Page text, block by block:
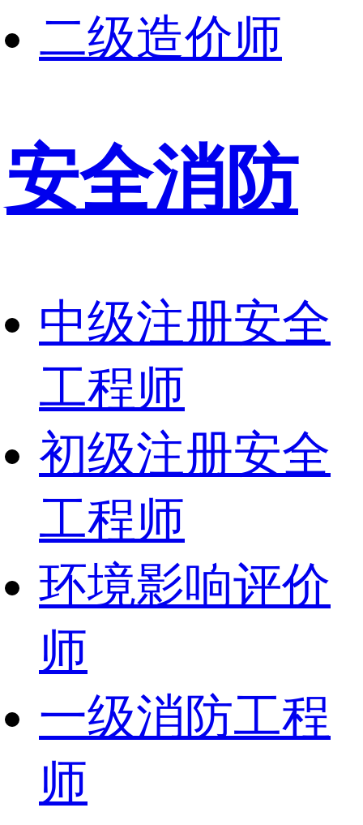
二级造价师
安全消防
中级注册安全
工程师
初级注册安全
工程师
环境影响评价
师
一级消防工程
师